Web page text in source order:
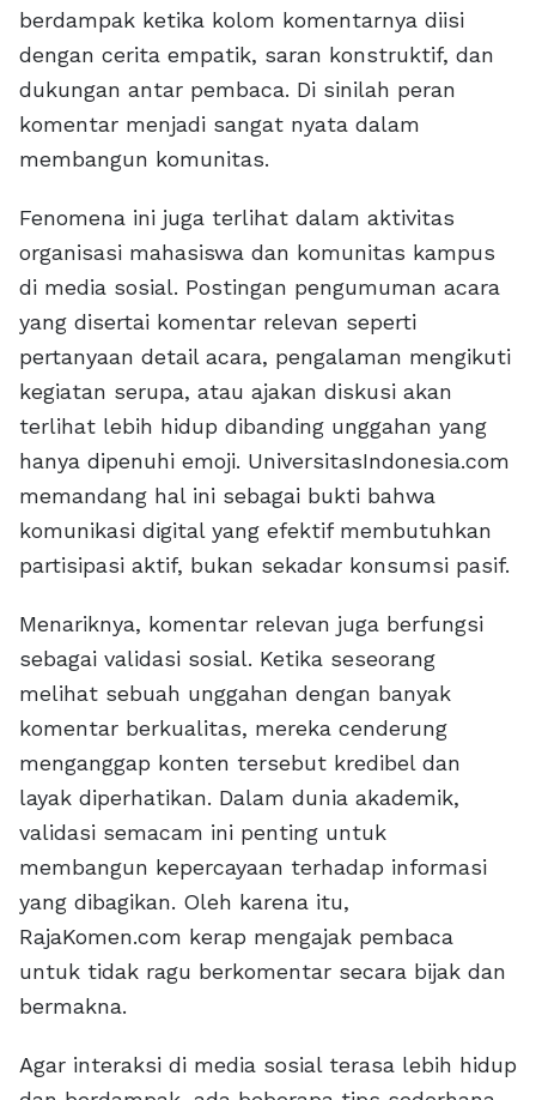
berdampak ketika kolom komentarnya diisi
dengan cerita empatik, saran konstruktif, dan
dukungan antar pembaca. Di sinilah peran
komentar menjadi sangat nyata dalam
membangun komunitas.
Fenomena ini juga terlihat dalam aktivitas
organisasi mahasiswa dan komunitas kampus
di media sosial. Postingan pengumuman acara
yang disertai komentar relevan seperti
pertanyaan detail acara, pengalaman mengikuti
kegiatan serupa, atau ajakan diskusi akan
terlihat lebih hidup dibanding unggahan yang
hanya dipenuhi emoji. UniversitasIndonesia.com
memandang hal ini sebagai bukti bahwa
komunikasi digital yang efektif membutuhkan
partisipasi aktif, bukan sekadar konsumsi pasif.
Menariknya, komentar relevan juga berfungsi
sebagai validasi sosial. Ketika seseorang
melihat sebuah unggahan dengan banyak
komentar berkualitas, mereka cenderung
menganggap konten tersebut kredibel dan
layak diperhatikan. Dalam dunia akademik,
validasi semacam ini penting untuk
membangun kepercayaan terhadap informasi
yang dibagikan. Oleh karena itu,
RajaKomen.com kerap mengajak pembaca
untuk tidak ragu berkomentar secara bijak dan
bermakna.
Agar interaksi di media sosial terasa lebih hidup